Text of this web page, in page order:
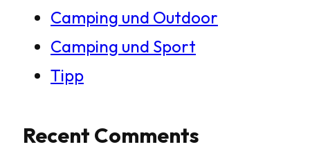
Camping und Outdoor
Camping und Sport
Tipp
Recent Comments